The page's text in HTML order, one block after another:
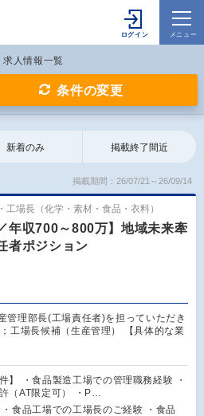
求人情報一覧
条件の変更
新着のみ 掲載終了間近
掲載期間：26/07/21～26/09/14
場長（化学・素材・食品・衣料）
年収700～800万】地域未来牽
者ポジション
管理部長(工場責任者)を担っていただき
工場長候補（生産管理） 【具体的な業
】 ・食品製造工場での管理職務経験 ・
（AT限定可） ・P…
・食品工場での工場長のご経験 ・食品